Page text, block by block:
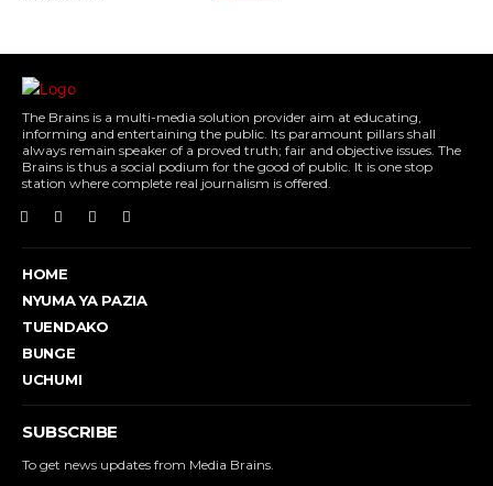
The Brains is a multi-media solution provider aim at educating,
informing and entertaining the public. Its paramount pillars shall
always remain speaker of a proved truth; fair and objective issues. The
Brains is thus a social podium for the good of public. It is one stop
station where complete real journalism is offered.
HOME
NYUMA YA PAZIA
TUENDAKO
BUNGE
UCHUMI
SUBSCRIBE
To get news updates from Media Brains.